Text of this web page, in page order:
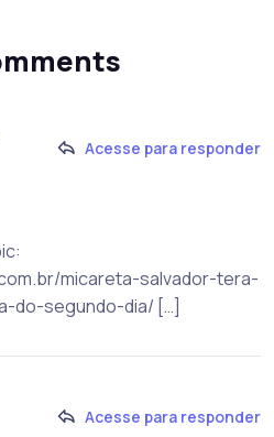
Acesse para responder
micareta-salvador-tera-
do-segundo-dia/ […]
Acesse para responder